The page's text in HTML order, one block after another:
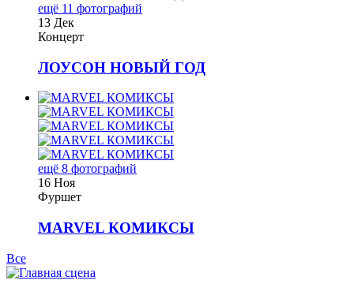
ещё 11 фотографий
13 Дек
Концерт
ЛОУСОН НОВЫЙ ГОД
ещё 8 фотографий
16 Ноя
Фуршет
MARVEL КОМИКСЫ
Все